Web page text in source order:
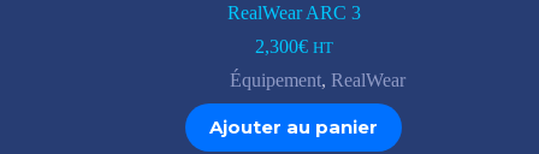
RealWear ARC 3
2,300€ HT
Équipement, RealWear
Ajouter au panier